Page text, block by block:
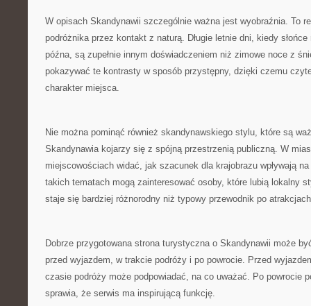
W opisach Skandynawii szczególnie ważna jest wyobraźnia. To
podróżnika przez kontakt z naturą. Długie letnie dni, kiedy
późna, są zupełnie innym doświadczeniem niż zimowe noce z
pokazywać te kontrasty w sposób przystępny, dzięki czemu
charakter miejsca.
Nie można pominąć również skandynawskiego stylu, które są
Skandynawia kojarzy się z spójną przestrzenią publiczną. W
miejscowościach widać, jak szacunek dla krajobrazu wpływają
takich tematach mogą zainteresować osoby, które lubią lokalny
staje się bardziej różnorodny niż typowy przewodnik po
Dobrze przygotowana strona turystyczna o Skandynawii może
przed wyjazdem, w trakcie podróży i po powrocie. Przed
czasie podróży może podpowiadać, na co uważać. Po powrocie
sprawia, że serwis ma inspirującą funkcję.